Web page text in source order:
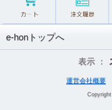
e-honトップへ
表示 ：
運営会社概要